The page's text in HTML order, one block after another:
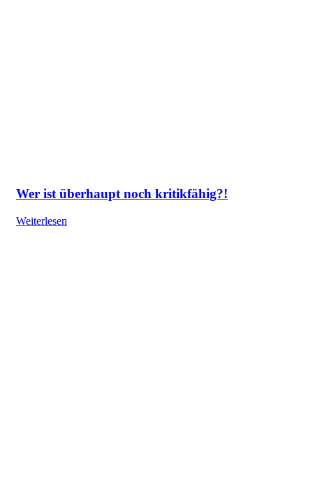
Wer ist überhaupt noch kritikfähig?!
Weiterlesen